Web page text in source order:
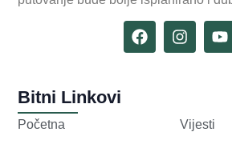
Bitni Linkovi
Početna Vijesti